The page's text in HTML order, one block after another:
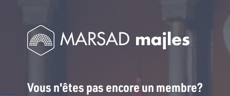
Vous n'êtes pas encore un membre?